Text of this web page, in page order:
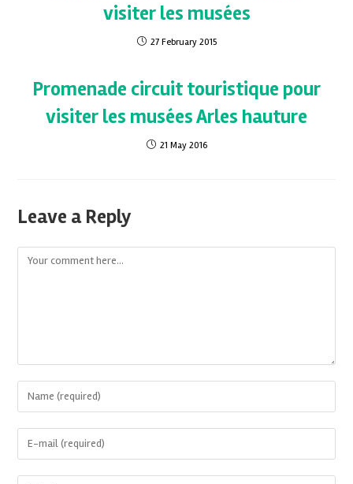
visiter les musées
27 February 2015
Promenade circuit touristique pour
visiter les musées Arles hauture
21 May 2016
Leave a Reply